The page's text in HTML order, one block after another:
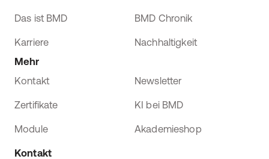
Das ist BMD
Karriere
BMD Chronik
Nachhaltigkeit
Mehr
Kontakt
Newsletter
Zertifikate KI bei BMD
Module Akademieshop
Kontakt